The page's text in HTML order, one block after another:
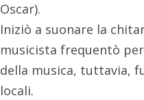
Oscar).
Iniziò a suonare la
musicista frequentò
della musica, tuttavia,
locali.